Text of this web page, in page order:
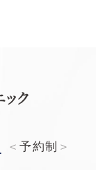
予約制